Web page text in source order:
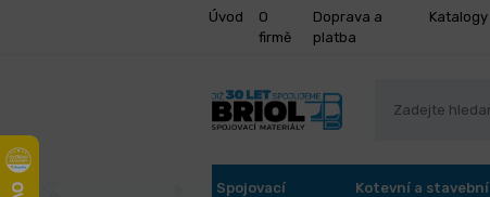
Úvod
O
firmě
Doprava a
platba
Katalogy
Spojovací
Kotevní a stavební